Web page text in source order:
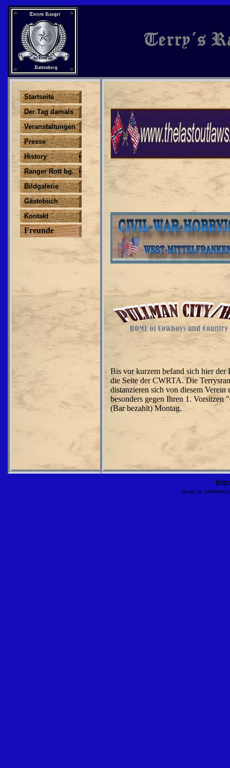
Startseite
Der Tag damals
Veranstaltungen
Presse
History
Ranger Rott bg.
Bildgalerie
Gästebuch
Kontakt
Freunde
Bis vor kurzem befand sich hier der
die Seite der CWRTA. Die
distanzieren sich von diesem Verein
besonders gegen Ihren 1. Vorsitzen
(Bar bezahlt) Montag.
Design by